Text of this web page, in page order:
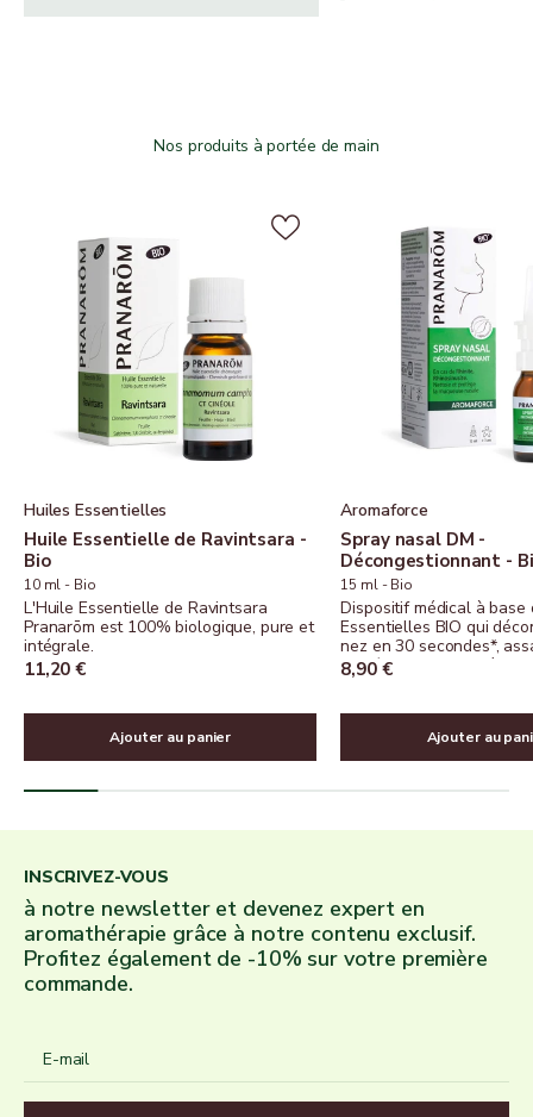
Huiles Essentielles
Huile Essentielle de Ravintsara -
Bio
10 ml - Bio
L'Huile Essentielle de Ravintsara
Pranarōm est 100% biologique, pure et
intégrale.
Prix de vente
11,20 €
Ajouter au panier
Aromaforce
Spray nasal DM -
Décongestionnant -
15 ml - Bio
Dispositif médical à base
Essentielles BIO qui
nez en 30 secondes*,
rafraîchit sans dessécher
Prix de vente
8,90 €
Ajouter au
INSCRIVEZ-VOUS
à notre newsletter et devenez expert en
aromathérapie grâce à notre contenu exclusif.
Profitez également de -10% sur votre première
commande.
E-mail